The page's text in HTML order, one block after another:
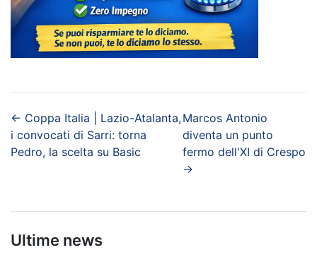
← Coppa Italia | Lazio-Atalanta,
i convocati di Sarri: torna
Pedro, la scelta su Basic
Marcos Antonio
diventa un punto
fermo dell'XI di Crespo
→
Ultime news